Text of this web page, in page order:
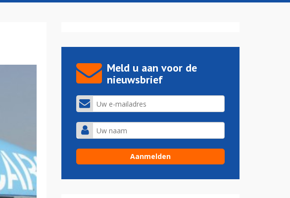
Meld u aan voor de
nieuwsbrief